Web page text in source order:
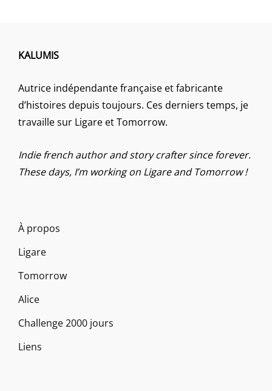
KALUMIS
Autrice indépendante française et fabricante
d’histoires depuis toujours. Ces derniers temps, je
travaille sur Ligare et Tomorrow.
Indie french author and story crafter since forever.
These days, I’m working on Ligare and Tomorrow !
À propos
Ligare
Tomorrow
Alice
Challenge 2000 jours
Liens